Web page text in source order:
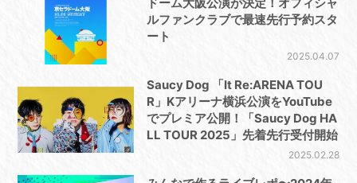
ルファンクラブで最速先⾏予約スタ
ート
2025.04.07
Saucy Dog 「It Re:ARENA TOU
R」Kアリーナ横浜公演をYouTube
でプレミア公開！「Saucy Dog HA
LL TOUR 2025」先着先行受付開始
2025.02.28